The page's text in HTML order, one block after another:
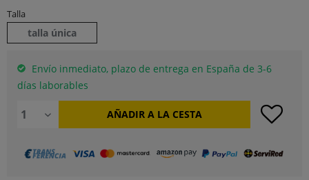
Talla
talla única
Envío inmediato, plazo de entrega en España de 3-6
días laborables
AÑADIR A LA CESTA